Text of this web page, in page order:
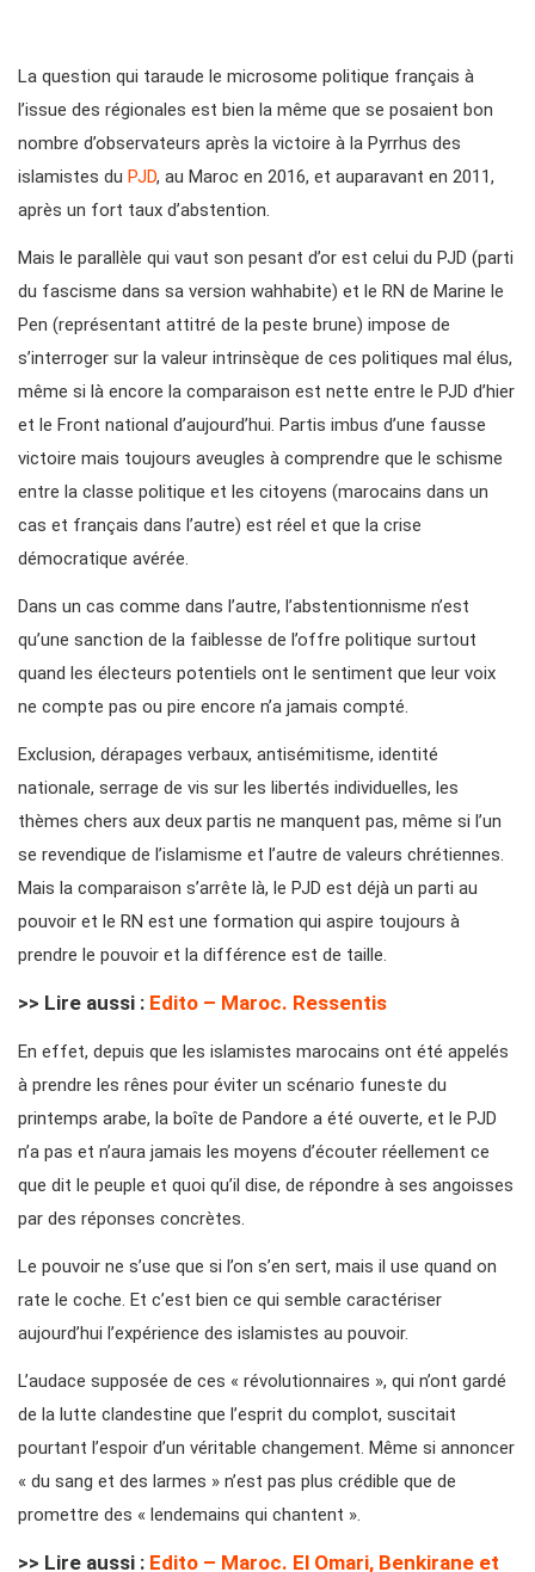
La question qui taraude le microsome politique français à
l’issue des régionales est bien la même que se posaient bon
nombre d’observateurs après la victoire à la Pyrrhus des
islamistes du PJD, au Maroc en 2016, et auparavant en 2011,
après un fort taux d’abstention.
Mais le parallèle qui vaut son pesant d’or est celui du PJD (parti
du fascisme dans sa version wahhabite) et le RN de Marine le
Pen (représentant attitré de la peste brune) impose de
s’interroger sur la valeur intrinsèque de ces politiques mal élus,
même si là encore la comparaison est nette entre le PJD d’hier
et le Front national d’aujourd’hui. Partis imbus d’une fausse
victoire mais toujours aveugles à comprendre que le schisme
entre la classe politique et les citoyens (marocains dans un
cas et français dans l’autre) est réel et que la crise
démocratique avérée.
Dans un cas comme dans l’autre, l’abstentionnisme n’est
qu’une sanction de la faiblesse de l’offre politique surtout
quand les électeurs potentiels ont le sentiment que leur voix
ne compte pas ou pire encore n’a jamais compté.
Exclusion, dérapages verbaux, antisémitisme, identité
nationale, serrage de vis sur les libertés individuelles, les
thèmes chers aux deux partis ne manquent pas, même si l’un
se revendique de l’islamisme et l’autre de valeurs chrétiennes.
Mais la comparaison s’arrête là, le PJD est déjà un parti au
pouvoir et le RN est une formation qui aspire toujours à
prendre le pouvoir et la différence est de taille.
>> Lire aussi : Edito – Maroc. Ressentis
En effet, depuis que les islamistes marocains ont été appelés
à prendre les rênes pour éviter un scénario funeste du
printemps arabe, la boîte de Pandore a été ouverte, et le PJD
n’a pas et n’aura jamais les moyens d’écouter réellement ce
que dit le peuple et quoi qu’il dise, de répondre à ses angoisses
par des réponses concrètes.
Le pouvoir ne s’use que si l’on s’en sert, mais il use quand on
rate le coche. Et c’est bien ce qui semble caractériser
aujourd’hui l’expérience des islamistes au pouvoir.
L’audace supposée de ces « révolutionnaires », qui n’ont gardé
de la lutte clandestine que l’esprit du complot, suscitait
pourtant l’espoir d’un véritable changement. Même si annoncer
« du sang et des larmes » n’est pas plus crédible que de
promettre des « lendemains qui chantent ».
>> Lire aussi : Edito – Maroc. El Omari, Benkirane et